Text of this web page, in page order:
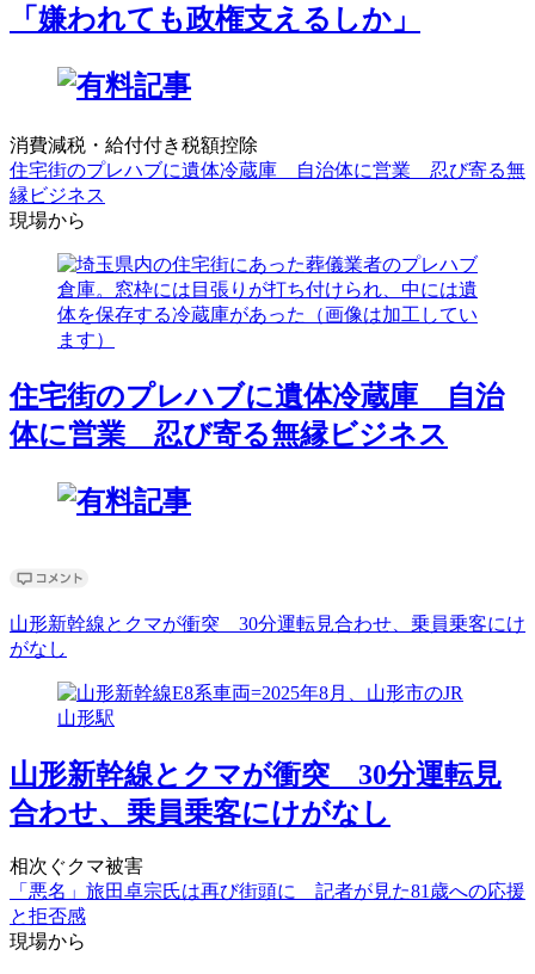
「嫌われても政権支えるしか」
消費減税・給付付き税額控除
住宅街のプレハブに遺体冷蔵庫 自治体に営業 忍び寄る無
縁ビジネス
現場から
住宅街のプレハブに遺体冷蔵庫 自治
体に営業 忍び寄る無縁ビジネス
山形新幹線とクマが衝突 30分運転見合わせ、乗員乗客にけ
がなし
山形新幹線とクマが衝突 30分運転見
合わせ、乗員乗客にけがなし
相次ぐクマ被害
「悪名」旅田卓宗氏は再び街頭に 記者が見た81歳への応援
と拒否感
現場から